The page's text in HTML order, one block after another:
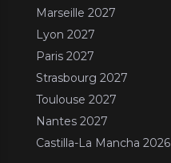
Marseille 2027
Lyon 2027
Paris 2027
Strasbourg 2027
Toulouse 2027
Nantes 2027
Castilla-La Mancha 2026